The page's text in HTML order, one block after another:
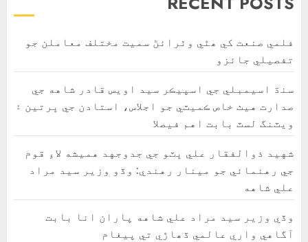
فلمي صنعت کي ھٿي وٺرائڻ سميت مختلف معاملن جو
تفصيلي جائزو
سنڌ اسيمبلي جي اسپيڪر سيد اويس قادر شاهه جي
صدارت هيٺ خاص ڪميٽي جو اجلاس، استادن جي ڀرتين ۽
ويٽنگ لسٽ بابت اهم فيصلا
شهيد ذوالفقار علي ڀٽو جي جدوجهد هميشه لاءِ قوم
جي رهنمائي جو مينار رهندي: وڏو وزير سيد مراد
علي شاهه
وڏي وزير سيد مراد علي شاهه پاران انا بابت
آگاهي واري عالمي ڏھاڙي تي پيغام